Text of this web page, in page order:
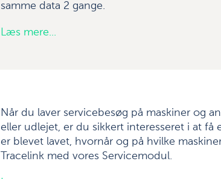
samme data 2 gange.
Læs mere...
Når du laver servicebesøg på maskiner og
eller udlejet, er du sikkert interesseret i at få
er blevet lavet, hvornår og på hvilke
Tracelink med vores Servicemodul.